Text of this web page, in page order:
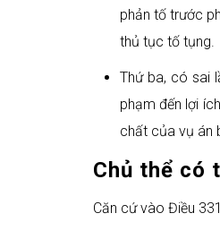
phản tố trước
thủ tục tố tụng.
Thứ ba, có sai
phạm đến lợi
chất của vụ án
Chủ thể có
Căn cứ vào Điều